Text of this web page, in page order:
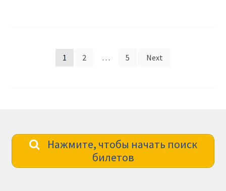
1 2 … 5 Next
Нажмите, чтобы начать поиск
билетов